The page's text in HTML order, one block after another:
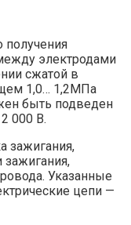
получения
электродами
сжатой в
1,0… 1,2МПа
быть подведен
000 В.
зажигания,
зажигания,
Указанные
цепи —